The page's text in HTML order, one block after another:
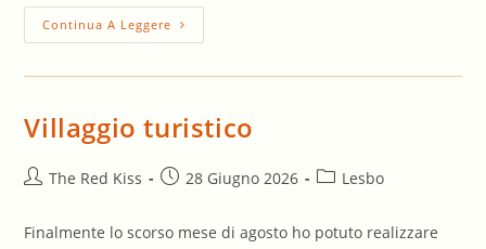
Continua A Leggere Pensieri
Erotici
Villaggio turistico
AutoreThe Red Kiss
Articolo28 Giugno 2026
Categoria
Lesbo
Finalmente lo scorso mese di agosto ho potuto realizzare